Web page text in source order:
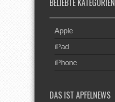
BELIEBTE KATEGORIEN
Apple
iPad
iPhone
DAS IST APFELNEWS